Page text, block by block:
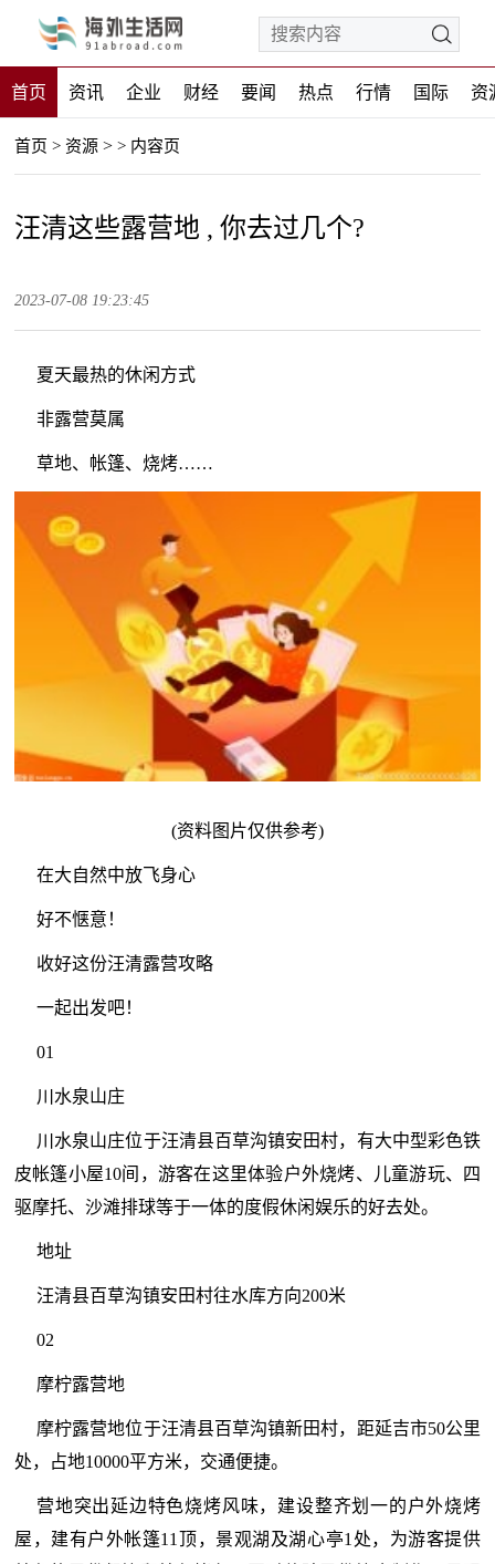
首页 资讯 企业 财经 要闻 热点 行情 国际 资
首页 > 资源 > > 内容页
汪清这些露营地 , 你去过几个?
2023-07-08 19:23:45
夏天最热的休闲方式
非露营莫属
草地、帐篷、烧烤……
(资料图片仅供参考)
在大自然中放飞身心
好不惬意！
收好这份汪清露营攻略
一起出发吧！
01
川水泉山庄
川水泉山庄位于汪清县百草沟镇安田村，有大中型彩色铁
皮帐篷小屋10间，游客在这里体验户外烧烤、儿童游玩、四
驱摩托、沙滩排球等于一体的度假休闲娱乐的好去处。
地址
汪清县百草沟镇安田村往水库方向200米
02
摩柠露营地
摩柠露营地位于汪清县百草沟镇新田村，距延吉市50公里
处，占地10000平方米，交通便捷。
营地突出延边特色烧烤风味，建设整齐划一的户外烧烤
屋，建有户外帐篷11顶，景观湖及湖心亭1处，为游客提供